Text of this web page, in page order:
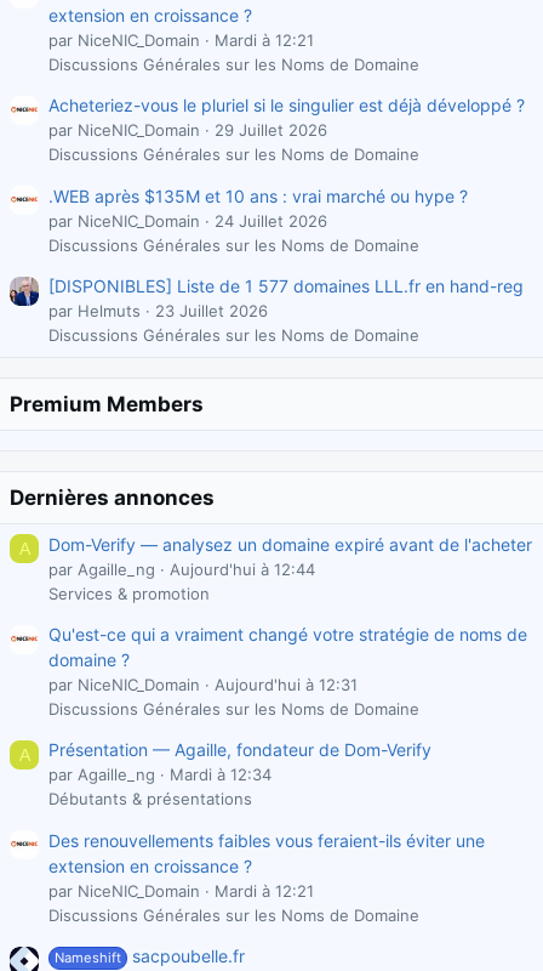
extension en croissance ?
par NiceNIC_Domain
Mardi à 12:21
Discussions Générales sur les Noms de Domaine
Acheteriez-vous le pluriel si le singulier est déjà développé ?
par NiceNIC_Domain
29 Juillet 2026
Discussions Générales sur les Noms de Domaine
.WEB après $135M et 10 ans : vrai marché ou hype ?
par NiceNIC_Domain
24 Juillet 2026
Discussions Générales sur les Noms de Domaine
[DISPONIBLES] Liste de 1 577 domaines LLL.fr en hand-reg
par Helmuts
23 Juillet 2026
Discussions Générales sur les Noms de Domaine
Premium Members
Dernières annonces
A Dom-Verify — analysez un domaine expiré avant de l'acheter
par Agaille_ng
Aujourd'hui à 12:44
Services & promotion
Qu'est-ce qui a vraiment changé votre stratégie de noms de
domaine ?
par NiceNIC_Domain
Aujourd'hui à 12:31
Discussions Générales sur les Noms de Domaine
A Présentation — Agaille, fondateur de Dom-Verify
par Agaille_ng
Mardi à 12:34
Débutants & présentations
Des renouvellements faibles vous feraient-ils éviter une
extension en croissance ?
par NiceNIC_Domain
Mardi à 12:21
Discussions Générales sur les Noms de Domaine
Nameshift sacpoubelle.fr